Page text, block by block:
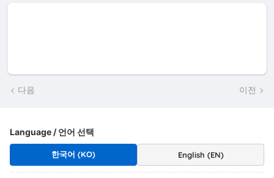
다음 이전
Language / 언어 선택
한국어 (KO) English (EN)